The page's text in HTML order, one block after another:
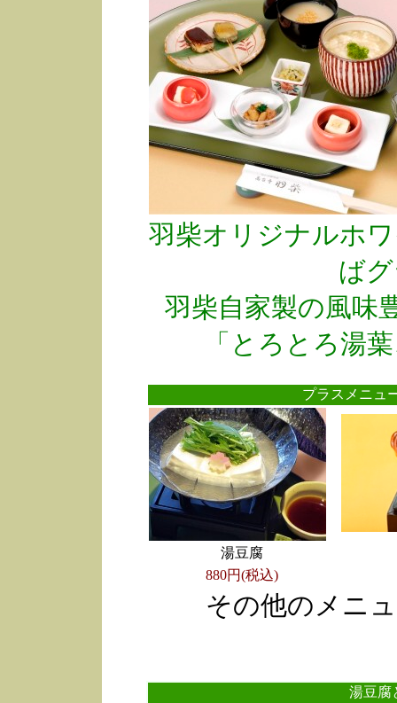
羽柴オリジナルホ
ば
羽柴自家製の風味
「とろとろ湯
プラスメニ
湯豆腐
880円(税込)
その他のメニ
湯豆腐